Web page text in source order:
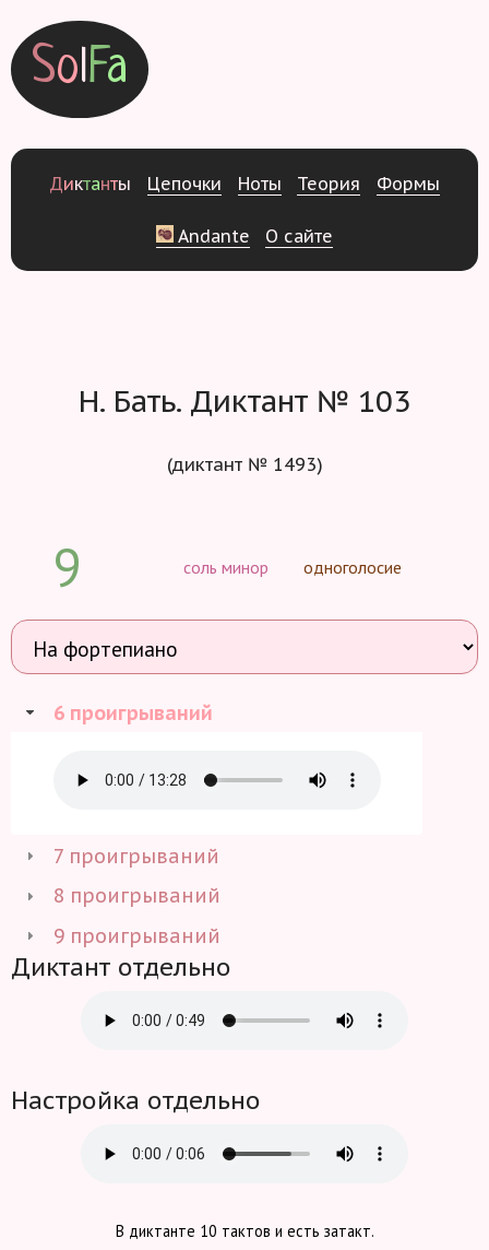
SolFa
Диктанты Цепочки Ноты Теория Формы
Andante О сайте
Н. Бать. Диктант № 103
(диктант № 1493)
9 соль минор одноголосие
6 проигрываний
7 проигрываний
8 проигрываний
9 проигрываний
Диктант отдельно
Настройка отдельно
В диктанте 10 тактов и есть затакт.